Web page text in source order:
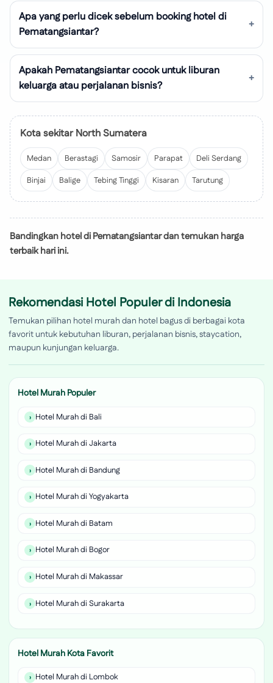
Apa yang perlu dicek sebelum booking hotel di
Pematangsiantar?
Apakah Pematangsiantar cocok untuk liburan
keluarga atau perjalanan bisnis?
Kota sekitar North Sumatera
Medan Berastagi Samosir Parapat
Deli Serdang
Binjai
Balige Tebing Tinggi Kisaran Tarutung
Bandingkan hotel di Pematangsiantar dan temukan harga
terbaik hari ini.
Rekomendasi Hotel Populer di Indonesia
Temukan pilihan hotel murah dan hotel bagus di berbagai kota
favorit untuk kebutuhan liburan, perjalanan bisnis, staycation,
maupun kunjungan keluarga.
Hotel Murah Populer
Hotel Murah di Bali
Hotel Murah di Jakarta
Hotel Murah di Bandung
Hotel Murah di Yogyakarta
Hotel Murah di Batam
Hotel Murah di Bogor
Hotel Murah di Makassar
Hotel Murah di Surakarta
Hotel Murah Kota Favorit
Hotel Murah di Lombok